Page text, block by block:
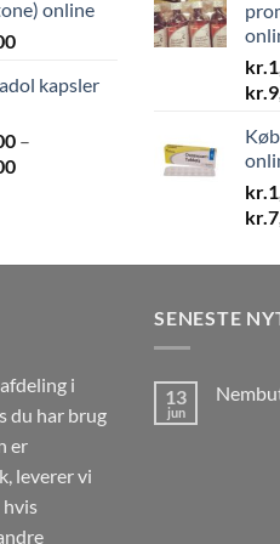
online
kapsler
–
Prisinterval:
kr.
kr.
kr.
kr.
i
du har brug
er
leverer vi
hvis
SENESTE
13
jun